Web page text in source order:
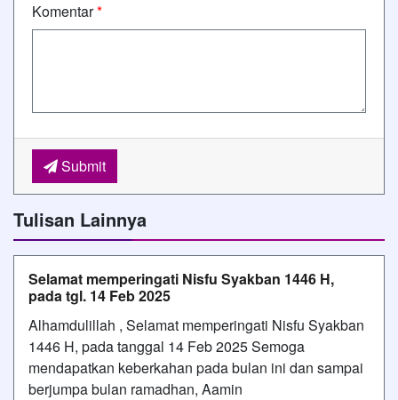
Komentar*
Submit
Tulisan Lainnya
Selamat memperingati Nisfu Syakban 1446 H,
pada tgl. 14 Feb 2025
Alhamdulillah , Selamat memperingati Nisfu Syakban
1446 H, pada tanggal 14 Feb 2025 Semoga
mendapatkan keberkahan pada bulan ini dan sampai
berjumpa bulan ramadhan, Aamin